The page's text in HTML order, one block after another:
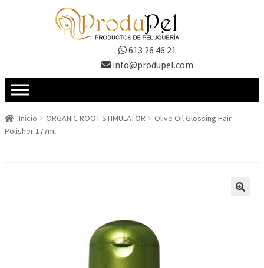
613 26 46 21
info@produpel.com
Inicio ORGANIC ROOT STIMULATOR
Olive Oil Glossing Hair
Polisher 177ml